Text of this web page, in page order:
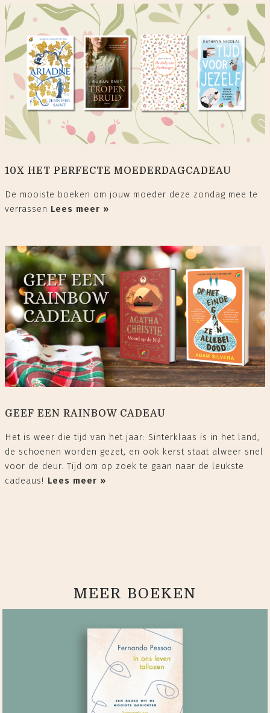
10X HET PERFECTE MOEDERDAGCADEAU
De mooiste boeken om jouw moeder deze zondag mee te
verrassen Lees meer »
GEEF EEN RAINBOW CADEAU
Het is weer die tijd van het jaar: Sinterklaas is in het land,
de schoenen worden gezet, en ook kerst staat alweer snel
voor de deur. Tijd om op zoek te gaan naar de leukste
cadeaus!⁠ Lees meer »
MEER BOEKEN